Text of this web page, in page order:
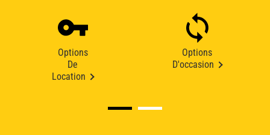
Options
De
Location
Options
D'occasion